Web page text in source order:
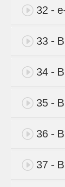
32 -
33 -
34 -
35 -
36 -
37 -